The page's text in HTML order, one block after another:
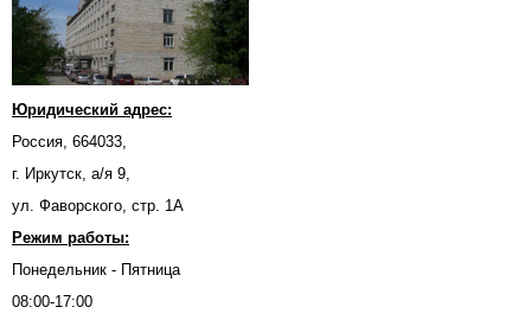
Юридический адрес:
Россия, 664033,
г. Иркутск, а/я 9,
ул. Фаворского, стр. 1А
Режим работы:
Понедельник - Пятница
08:00-17:00